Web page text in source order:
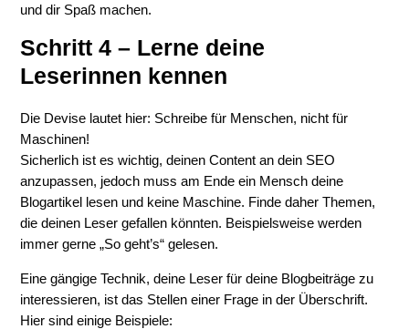
und dir Spaß machen.
Schritt 4 – Lerne deine
Leserinnen kennen
Die Devise lautet hier: Schreibe für Menschen, nicht für
Maschinen!
Sicherlich ist es wichtig, deinen Content an dein SEO
anzupassen, jedoch muss am Ende ein Mensch deine
Blogartikel lesen und keine Maschine. Finde daher Themen,
die deinen Leser gefallen könnten. Beispielsweise werden
immer gerne „So geht’s“ gelesen.
Eine gängige Technik, deine Leser für deine Blogbeiträge zu
interessieren, ist das Stellen einer Frage in der Überschrift.
Hier sind einige Beispiele: